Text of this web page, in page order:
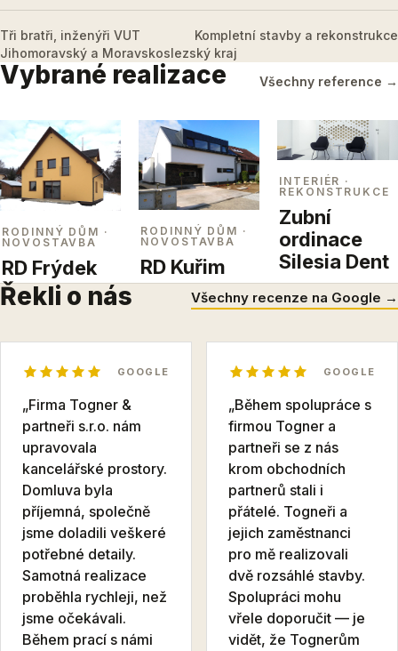
Tři bratři, inženýři VUT
Kompletní stavby a rekonstrukce
Jihomoravský a Moravskoslezský kraj
Vybrané realizace Všechny reference →
RODINNÝ DŮM ·
NOVOSTAVBA
RD Frýdek
RODINNÝ DŮM ·
NOVOSTAVBA
RD Kuřim
INTERIÉR ·
REKONSTRUKCE
Zubní
ordinace
Silesia Dent
Řekli o nás Všechny recenze na Google →
GOOGLE
„Firma Togner &
partneři s.r.o. nám
upravovala
kancelářské prostory.
Domluva byla
příjemná, společně
jsme doladili veškeré
potřebné detaily.
Samotná realizace
proběhla rychleji, než
jsme očekávali.
Během prací s námi
GOOGLE
„Během spolupráce s
firmou Togner a
partneři se z nás
krom obchodních
partnerů stali i
přátelé. Togneři a
jejich zaměstnanci
pro mě realizovali
dvě rozsáhlé stavby.
Spolupráci mohu
vřele doporučit — je
vidět, že Tognerům